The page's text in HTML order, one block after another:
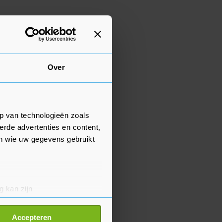
Over
van technologieën zoals
advertenties en content,
wie uw gegevens gebruikt
kan zijn
detailgedeelte
Accepteren